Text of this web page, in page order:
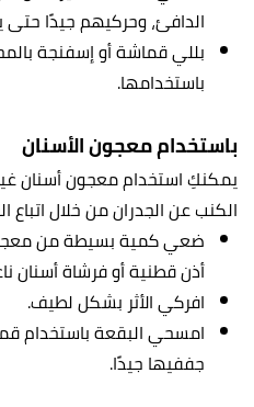
الدافئ، وحركيهم جيدًا حتى
بللي قماشة أو إسفنجة
باستخدامها.
باستخدام معجون الأسنان
الكنب عن الجدران من خلال اتباع
ضعي كمية بسيطة من
أذن قطنية أو فرشاة أسنان
افركي الأثر بشكل لطيف.
امسحي البقعة باستخدام
جففيها جيدًا.